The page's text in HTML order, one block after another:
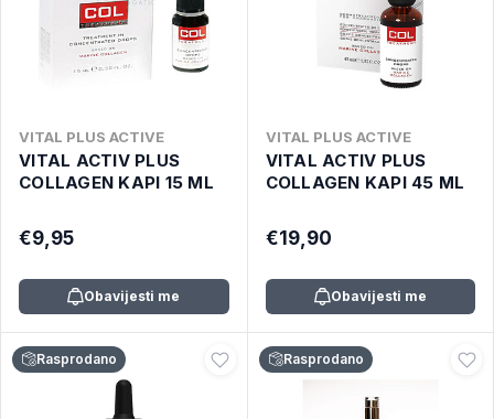
VITAL PLUS ACTIVE
VITAL ACTIV PLUS
COLLAGEN KAPI 15 ML
€9,95
Obavijesti me
VITAL PLUS ACTIVE
VITAL ACTIV PLUS
COLLAGEN KAPI 45 ML
€19,90
Obavijesti me
Rasprodano Rasprodano